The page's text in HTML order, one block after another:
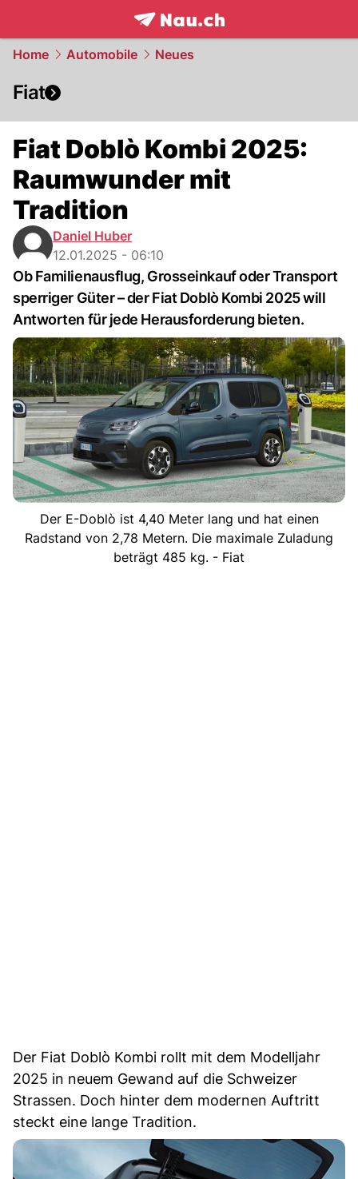
frontpage.NAU.ch
Home Automobile Neues
Fiat
Fiat Doblò Kombi 2025:
Raumwunder mit
Tradition
Daniel Huber
12.01.2025 - 06:10
Ob Familienausflug, Grosseinkauf oder Transport
sperriger Güter – der Fiat Doblò Kombi 2025 will
Antworten für jede Herausforderung bieten.
Der E-Doblò ist 4,40 Meter lang und hat einen
Radstand von 2,78 Metern. Die maximale Zuladung
beträgt 485 kg. - Fiat
Der Fiat Doblò Kombi rollt mit dem Modelljahr
2025 in neuem Gewand auf die Schweizer
Strassen. Doch hinter dem modernen Auftritt
steckt eine lange Tradition.